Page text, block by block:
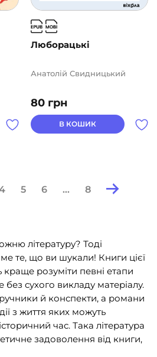
Люборацькі
80 грн
Анатолій Свидницький
В КОШИК
5 6 … 8
літературу? Тоді
те, що ви шукали! Книги цієї
краще розуміти певні етапи
сухого викладу матеріалу.
й конспекти, а романи
з життя яких можуть
час. Така література
задоволення від книги,